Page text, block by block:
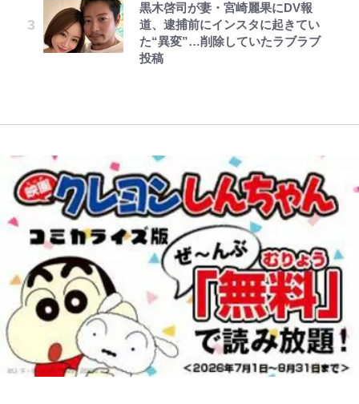
黒木啓司が妻・宮崎麗果にDV報
道、逮捕前にインスタに起きてい
た“異変”…削除していたラブラブ
投稿
オラの引越し物語 サボテン大襲撃
手は【Jリーグ開幕｢初めての秋春
制｣の大激論】(4)
｢知念さんを煽ってたのと同じ
公式-超難関ダンジョンで10万年修
行した結果、世界最強に~最弱無能
の下剋上~ 第37話(1)
「のりの芝居は観たいと」藤原紀香
が明かす夫・片岡愛之助との関係
性…互いに一番のお客さんで刺激を
時間半ハイキング」パノラマ絶景レ
ポ【福島県福島市】
「電気風呂の数は全国一」温泉じゃ
レビュー『仮面家族』悠木シュン・
著
1万円超えも「納得のクオリティ」
『この素晴らしい世界に祝福を！』
10万針以上の密度で再現された“め
ぐみん刺繍ワークシャツ”にファン